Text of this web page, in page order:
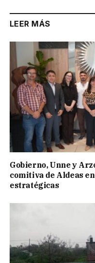
LEER MÁS
Gobierno, Unne y
comitiva de Aldeas
estratégicas